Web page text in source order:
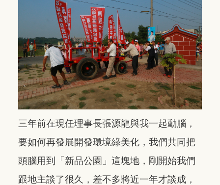
三年前在現任理事長張源龍與我一起動腦，
要如何再發展開發環境綠美化，我們共同把
頭腦用到「新品公園」這塊地，剛開始我們
跟地主談了很久，差不多將近一年才談成，